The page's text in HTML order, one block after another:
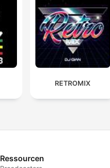
RETROMIX
Ressourcen